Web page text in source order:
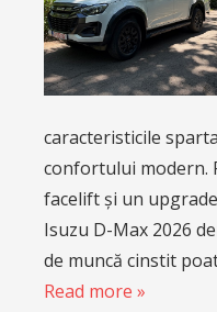
caracteristicile
confortului modern.
facelift și un
Isuzu D-Max 2026
de muncă cinstit
Read more »